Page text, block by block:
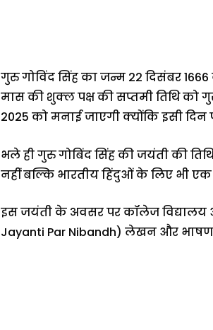
गुरु गोविंद सिंह का जन्म 22 दिसंबर
मास की शुक्ल पक्ष की सप्तमी तिथि को
2025 को मनाई जाएगी क्योंकि इसी
भले ही गुरु गोबिंद सिंह की जयंती की
नहीं बल्कि भारतीय हिंदुओं के लिए भी
इस जयंती के अवसर पर कॉलेज
Jayanti Par Nibandh) लेखन और भाषण